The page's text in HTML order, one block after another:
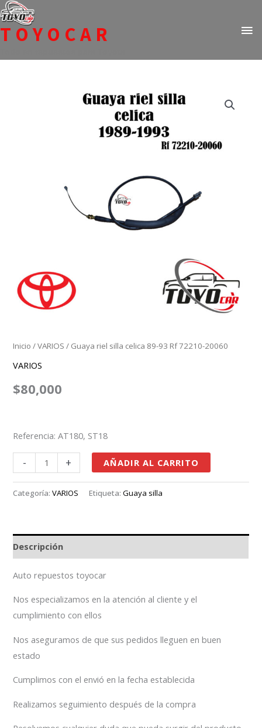
Ir
al
contenido
TOYOCAR
Inicio /VARIOS / Guaya riel silla celica 89-93 Rf 72210-20060
VARIOS
$80,000
Referencia: AT180, ST18
- + AÑADIR AL CARRITO
Categoría:VARIOS Etiqueta:Guaya silla
Descripción
Auto repuestos toyocar
Nos especializamos en la atención al cliente y el
cumplimiento con ellos
Nos aseguramos de que sus pedidos lleguen en buen
estado
Cumplimos con el envió en la fecha establecida
Realizamos seguimiento después de la compra